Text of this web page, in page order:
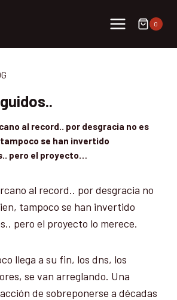
0
al record.. por desgracia no es
se han invertido
pero el proyecto…
al record.. por desgracia no
tampoco se han invertido
pero el proyecto lo merece.
llega a su fin, los dns, los
se van arreglando. Una
de sobreponerse a décadas